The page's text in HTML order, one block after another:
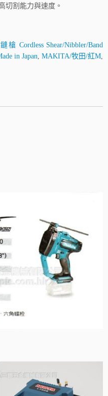
切割能力與速度。
Cordless Shear/Nibbler/Band
in Japan MAKITA/牧田/紅M